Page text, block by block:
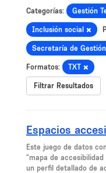
Categorías: Gestión
Inclusión social
Secretaría de
Formatos: TXT
Filtrar Resultados
Espacios
Este juego de datos
"mapa de
un perfil detallado de